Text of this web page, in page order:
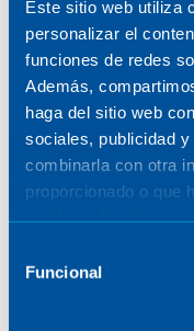
Este sitio web utiliza
personalizar el
funciones de redes
Además,
haga del sitio web
sociales, publicidad
combinarla con otra
proporcionado o que
Funcional
SEE
POSTS